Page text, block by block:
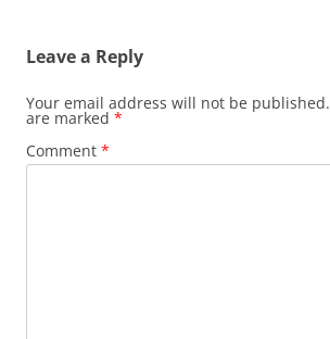
Leave a Reply
Your email address will not be published.
are marked *
Comment *